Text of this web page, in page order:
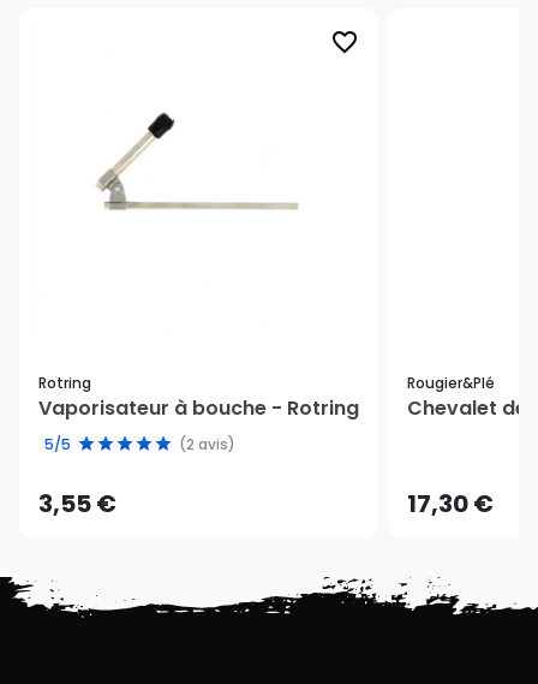
favorite_border
Rotring
Vaporisateur à bouche - Rotring
5/5 (2 avis)
3,55 €
Rougier&plé
Chevalet de
17,30 €